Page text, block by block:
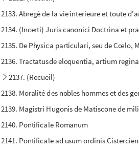
2133. Abregé de la vie interieure et toute
2134. (Incerti) Juris canonici Doctrina et
2135. De Physica particulari, seu de Cœlo,
2136. Tractatusde eloquentia, artium
2137. (Recueil)
2138. Moralité des nobles hommes et des
2139. Magistri Hugonis de Matiscone de
2140. Pontificale Romanum
2141. Pontificale ad usum ordinis